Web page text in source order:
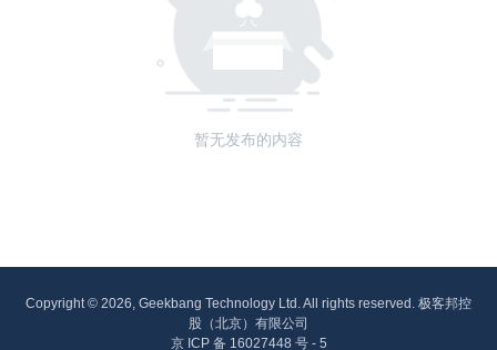
暂无发布的内容
Copyright © 2026, Geekbang Technology Ltd. All rights reserved. 极客邦控
股（北京）有限公司
京 ICP 备 16027448 号 - 5